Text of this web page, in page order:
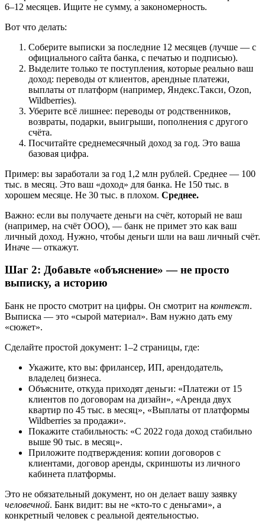
6–12 месяцев. Ищите не сумму, а закономерность.
Вот что делать:
Соберите выписки за последние 12 месяцев (лучше — с
официального сайта банка, с печатью и подписью).
Выделите только те поступления, которые реально ваш
доход: переводы от клиентов, арендные платежи,
выплаты от платформ (например, Яндекс.Такси, Ozon,
Wildberries).
Уберите всё лишнее: переводы от родственников,
возвраты, подарки, выигрыши, пополнения с другого
счёта.
Посчитайте среднемесячный доход за год. Это ваша
базовая цифра.
Пример: вы заработали за год 1,2 млн рублей. Среднее — 100
тыс. в месяц. Это ваш «доход» для банка. Не 150 тыс. в
хорошем месяце. Не 30 тыс. в плохом. Среднее.
Важно: если вы получаете деньги на счёт, который не ваш
(например, на счёт ООО), — банк не примет это как ваш
личный доход. Нужно, чтобы деньги шли на ваш личный счёт.
Иначе — откажут.
Шаг 2: Добавьте «объяснение» — не просто
выписку, а историю
Банк не просто смотрит на цифры. Он смотрит на контекст.
Выписка — это «сырой материал». Вам нужно дать ему
«сюжет».
Сделайте простой документ: 1–2 страницы, где:
Укажите, кто вы: фрилансер, ИП, арендодатель,
владелец бизнеса.
Объясните, откуда приходят деньги: «Платежи от 15
клиентов по договорам на дизайн», «Аренда двух
квартир по 45 тыс. в месяц», «Выплаты от платформы
Wildberries за продажи».
Покажите стабильность: «С 2022 года доход стабильно
выше 90 тыс. в месяц».
Приложите подтверждения: копии договоров с
клиентами, договор аренды, скриншоты из личного
кабинета платформы.
Это не обязательный документ, но он делает вашу заявку
человечной. Банк видит: вы не «кто-то с деньгами», а
конкретный человек с реальной деятельностью.